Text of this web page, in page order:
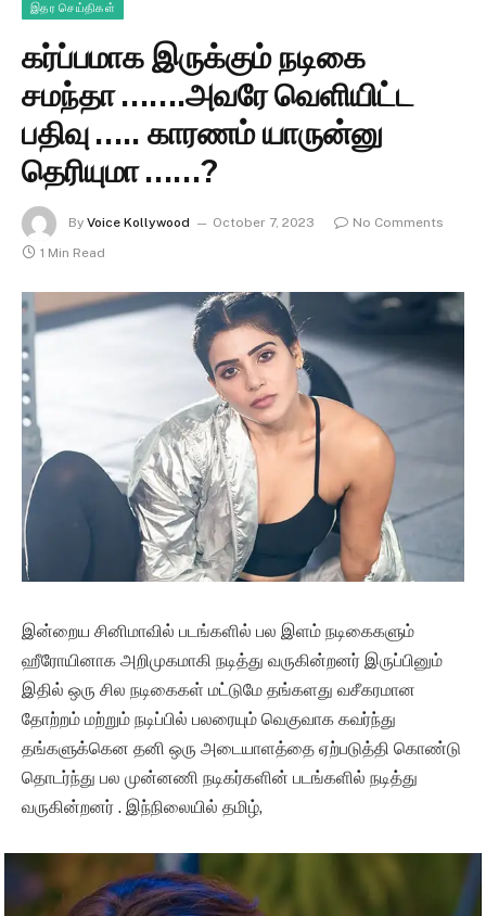
இதர செய்திகள்
கர்ப்பமாக இருக்கும் நடிகை
சமந்தா …….அவரே வெளியிட்ட
பதிவு ….. காரணம் யாருன்னு
தெரியுமா ……?
By Voice Kollywood October 7, 2023
No Comments
1 Min Read
இன்றைய சினிமாவில் படங்களில் பல இளம் நடிகைகளும்
ஹீரோயினாக அறிமுகமாகி நடித்து வருகின்றனர் இருப்பினும்
இதில் ஒரு சில நடிகைகள் மட்டுமே தங்களது வசீகரமான
தோற்றம் மற்றும் நடிப்பில் பலரையும் வெகுவாக கவர்ந்து
தங்களுக்கென தனி ஒரு அடையாளத்தை ஏற்படுத்தி கொண்டு
தொடர்ந்து பல முன்னணி நடிகர்களின் படங்களில் நடித்து
வருகின்றனர் . இந்நிலையில் தமிழ்,